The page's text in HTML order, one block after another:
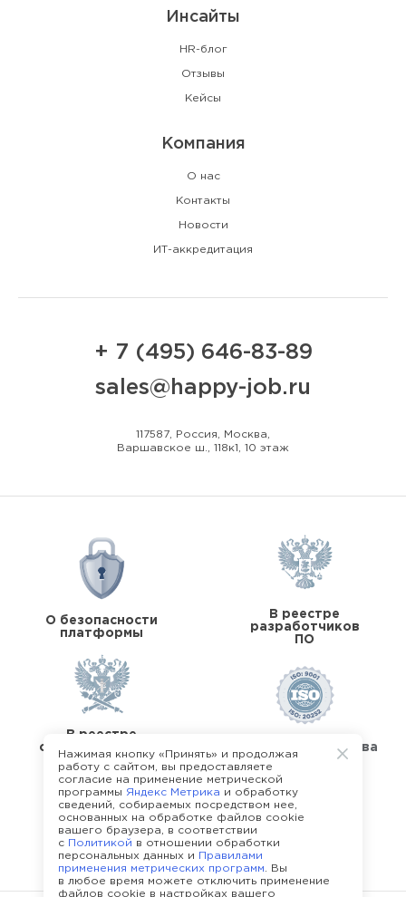
Инсайты
HR-блог
Отзывы
Кейсы
Компания
О нас
Контакты
Новости
ИТ-аккредитация
+ 7 (495) 646-83-89
sales@happy-job.ru
117587, Россия, Москва,
Варшавское ш., 118к1, 10 этаж
О безопасности
платформы
В реестре
разработчиков
ПО
В реестре
операторов перс.
данных
Стандарты качества
О команде Happy Job
Нажимая кнопку «Принять» и продолжая
работу с сайтом, вы предоставляете
согласие на применение метрической
программы Яндекс Метрика и обработку
сведений, собираемых посредством нее,
основанных на обработке файлов cookie
вашего браузера, в соответствии
с Политикой в отношении обработки
персональных данных и
Правилами
применения метрических программ . Вы
в любое время можете отключить применение
файлов cookie в настройках вашего